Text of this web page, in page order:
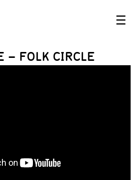
☰
– FOLK CIRCLE